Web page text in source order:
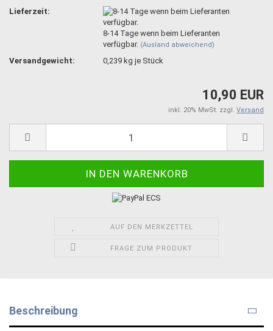
Lieferzeit:
8-14 Tage wenn beim Lieferanten
verfügbar. (Ausland abweichend)
Versandgewicht: 0,239 kg je Stück
10,90 EUR
inkl. 20% MwSt. zzgl. Versand
AUF DEN MERKZETTEL
FRAGE ZUM PRODUKT
Beschreibung